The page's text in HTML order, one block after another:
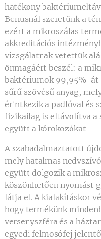
hatékony
Bonusnál szeretünk a
ezért a mikroszálas
akkreditációs
vizsgálatnak vetettük
önmagáért beszél: a
baktériumok 99,95%-
sűrű szövésű anyag,
érintkezik a padlóval és
fizikailag is eltávolítva a
együtt a kórokozókat.
A szabadalmaztatott
mely hatalmas
együtt dolgozik a
köszönhetően nyomást
látja el. A kialakításkor
hogy termékünk
versenyszféra és a
egyedi felmosófej